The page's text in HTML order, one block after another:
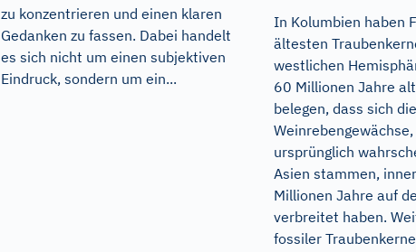
zu konzentrieren und einen klaren
Gedanken zu fassen. Dabei handelt
es sich nicht um einen subjektiven
Eindruck, sondern um ein...
In Kolumbien haben
ältesten
westlichen
60 Millionen Jahre
belegen, dass sich die
Weinrebengewächse,
ursprünglich
Asien stammen,
Millionen Jahre auf
verbreitet haben.
fossiler